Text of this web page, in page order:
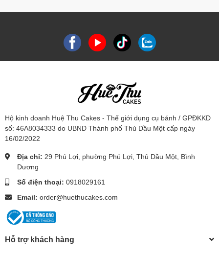
Hộ kinh doanh Huệ Thu Cakes - Thế giới dụng cụ bánh / GPĐKKD
số: 46A8034333 do UBND Thành phố Thủ Dầu Một cấp ngày
16/02/2022
Địa chỉ: 29 Phú Lợi, phường Phú Lợi, Thủ Dầu Một, Bình
Dương
Số điện thoại: 0918029161
Email: order@huethucakes.com
Hỗ trợ khách hàng